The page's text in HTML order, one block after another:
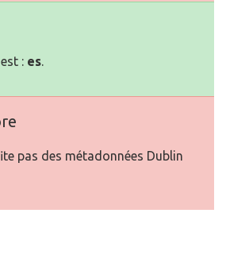
: es.
pas des métadonnées Dublin